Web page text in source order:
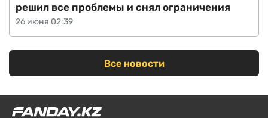
26 июня 02:39
решил все проблемы и снял ограничения
Все новости